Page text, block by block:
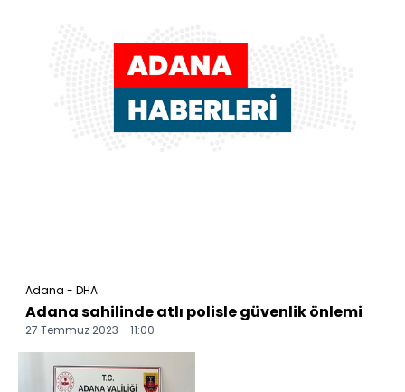
Adana - DHA
Adana sahilinde atlı polisle güvenlik önlemi
27 Temmuz 2023 - 11:00